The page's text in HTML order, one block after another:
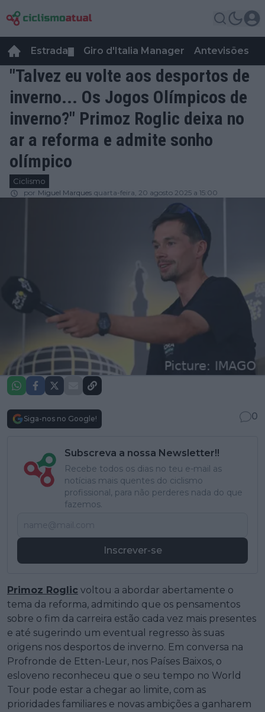
Estrada Giro d'Italia Manager Antevisões
"Talvez eu volte aos desportos de
inverno... Os Jogos Olímpicos de
inverno?" Primoz Roglic deixa no
ar a reforma e admite sonho
olímpico
Ciclismo
por Miguel Marques quarta-feira, 20 agosto 2025 a 15:00
Siga-nos no Google! 0
Subscreva a nossa Newsletter!!
Recebe todos os dias no teu e-mail as
notícias mais quentes do ciclismo
profissional, para não perderes nada do que
fazemos.
Inscrever-se
Primoz Roglic voltou a abordar abertamente o
tema da reforma, admitindo que os pensamentos
sobre o fim da carreira estão cada vez mais presentes
e até sugerindo um eventual regresso às suas
origens nos desportos de inverno. Em conversa na
Profronde de Etten-Leur, nos Países Baixos, o
esloveno reconheceu que o seu tempo no World
Tour pode estar a chegar ao limite, com as
prioridades familiares e novas ambições a ganharem